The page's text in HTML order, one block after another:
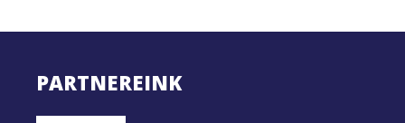
PARTNEREINK